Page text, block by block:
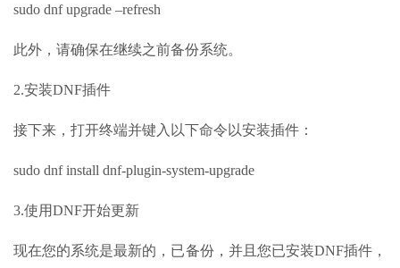
sudo dnf upgrade –refresh
此外，请确保在继续之前备份系统。
2.安装DNF插件
接下来，打开终端并键入以下命令以安装插件：
sudo dnf install dnf-plugin-system-upgrade
3.使用DNF开始更新
现在您的系统是最新的，已备份，并且您已安装DNF插件，